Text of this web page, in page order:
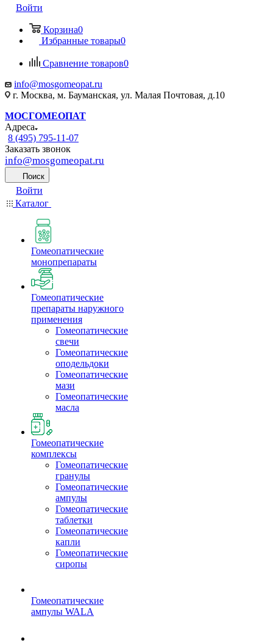
Войти
Корзина0
Избранные товары0
Сравнение товаров0
info@mosgomeopat.ru
г. Москва, м. Бауманская, ул. Малая Почтовая, д.10
МОСГОМЕОПАТ
Адреса
8 (495) 795-11-07
Заказать звонок
info@mosgomeopat.ru
Поиск
Войти
Каталог
Гомеопатические
монопрепараты
Гомеопатические
препараты наружного
применения
Гомеопатические
свечи
Гомеопатические
оподельдоки
Гомеопатические
мази
Гомеопатические
масла
Гомеопатические
комплексы
Гомеопатические
гранулы
Гомеопатические
ампулы
Гомеопатические
таблетки
Гомеопатические
капли
Гомеопатические
сиропы
Гомеопатические
ампулы WALA